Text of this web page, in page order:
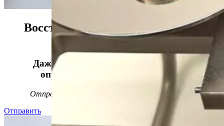
Восстанавливаем данные в 98%
случаев!
Даже, если носитель информации не
определяется, стучит или пищит.
Отправьте заявку на
диагностику
Отправить